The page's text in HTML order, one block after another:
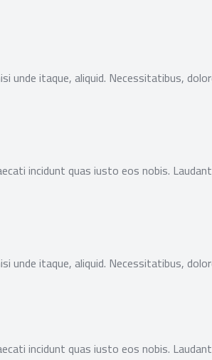
itaque, aliquid. Necessitatibus,
incidunt quas iusto eos nobis.
itaque, aliquid. Necessitatibus,
incidunt quas iusto eos nobis.